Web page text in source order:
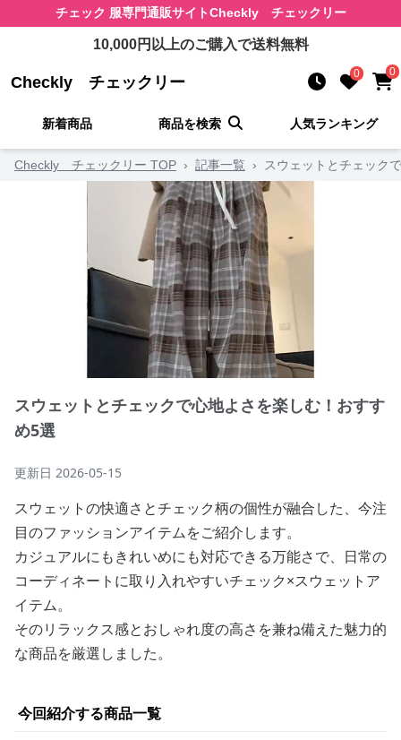
チェック 服専門通販サイトCheckly チェックリー
10,000円以上のご購入で送料無料
Checkly チェックリー 0 0
新着商品 商品を検索 人気ランキング
Checkly チェックリー TOP › 記事一覧 › スウェットとチェック
スウェットとチェックで心地よさを楽しむ！おすす
め5選
更新日 2026-05-15
スウェットの快適さとチェック柄の個性が融合した、今注
目のファッションアイテムをご紹介します。
カジュアルにもきれいめにも対応できる万能さで、日常の
コーディネートに取り入れやすいチェック×スウェットア
イテム。
そのリラックス感とおしゃれ度の高さを兼ね備えた魅力的
な商品を厳選しました。
今回紹介する商品一覧